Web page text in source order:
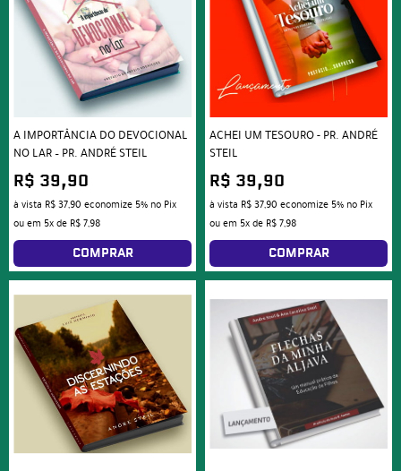
A IMPORTÂNCIA DO DEVOCIONAL
NO LAR – PR. ANDRÉ STEIL
R$ 39,90
à vista R$ 37,90 economize 5% no Pix
ou em 5xde R$ 7,98
COMPRAR
ACHEI UM TESOURO - PR. ANDRÉ
STEIL
R$ 39,90
à vista R$ 37,90 economize 5% no Pix
ou em 5xde R$ 7,98
COMPRAR